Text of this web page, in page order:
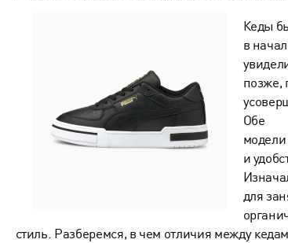
Кеды
в
позже,
Обе
модели
и
для
стиль. Разберемся, в чем отличия между